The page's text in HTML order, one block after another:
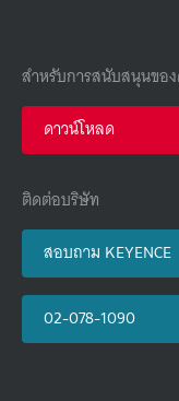
สำหรับการสนับสนุนขอ
ดาวน์โหลด
ติดต่อบริษัท
สอบถาม KEYENCE
02-078-1090